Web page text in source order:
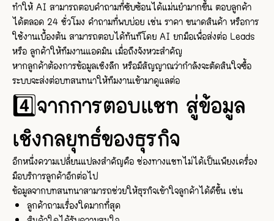
ทำให้ AI สามารถตอบคำถามที่ซับซ้อนได้แม่นยำมากขึ้น ตอบลูกค้า
ได้ตลอด 24 ชั่วโมง คำถามที่พบบ่อย เช่น ราคา ขนาดสินค้า หรือการ
ใช้งานเบื้องต้น สามารถตอบได้ทันทีโดย AI ยกมือเพื่อส่งต่อ Leads
หรือ ลูกค้าให้ทีมงานแอดมิน เมื่อถึงจังหวะสำคัญ
หากลูกค้าต้องการข้อมูลเชิงลึก หรือมีสัญญาณว่ากำลังจะตัดสินใจซื้อ
ระบบจะส่งต่อบทสนทนาให้ทีมงานเข้ามาดูแลต่อ
4️⃣จากการตอบแชท สู่ข้อมูล
เชิงกลยุทธ์ของธุรกิจ
อีกหนึ่งความเปลี่ยนแปลงสำคัญคือ ช่องทางแชทไม่ได้เป็นเพียงเครื่อง
มือบริการลูกค้าอีกต่อไป
ข้อมูลจากบทสนทนาสามารถช่วยให้ธุรกิจเข้าใจลูกค้าได้ดีขึ้น เช่น
ลูกค้าถามเรื่องใดมากที่สุด